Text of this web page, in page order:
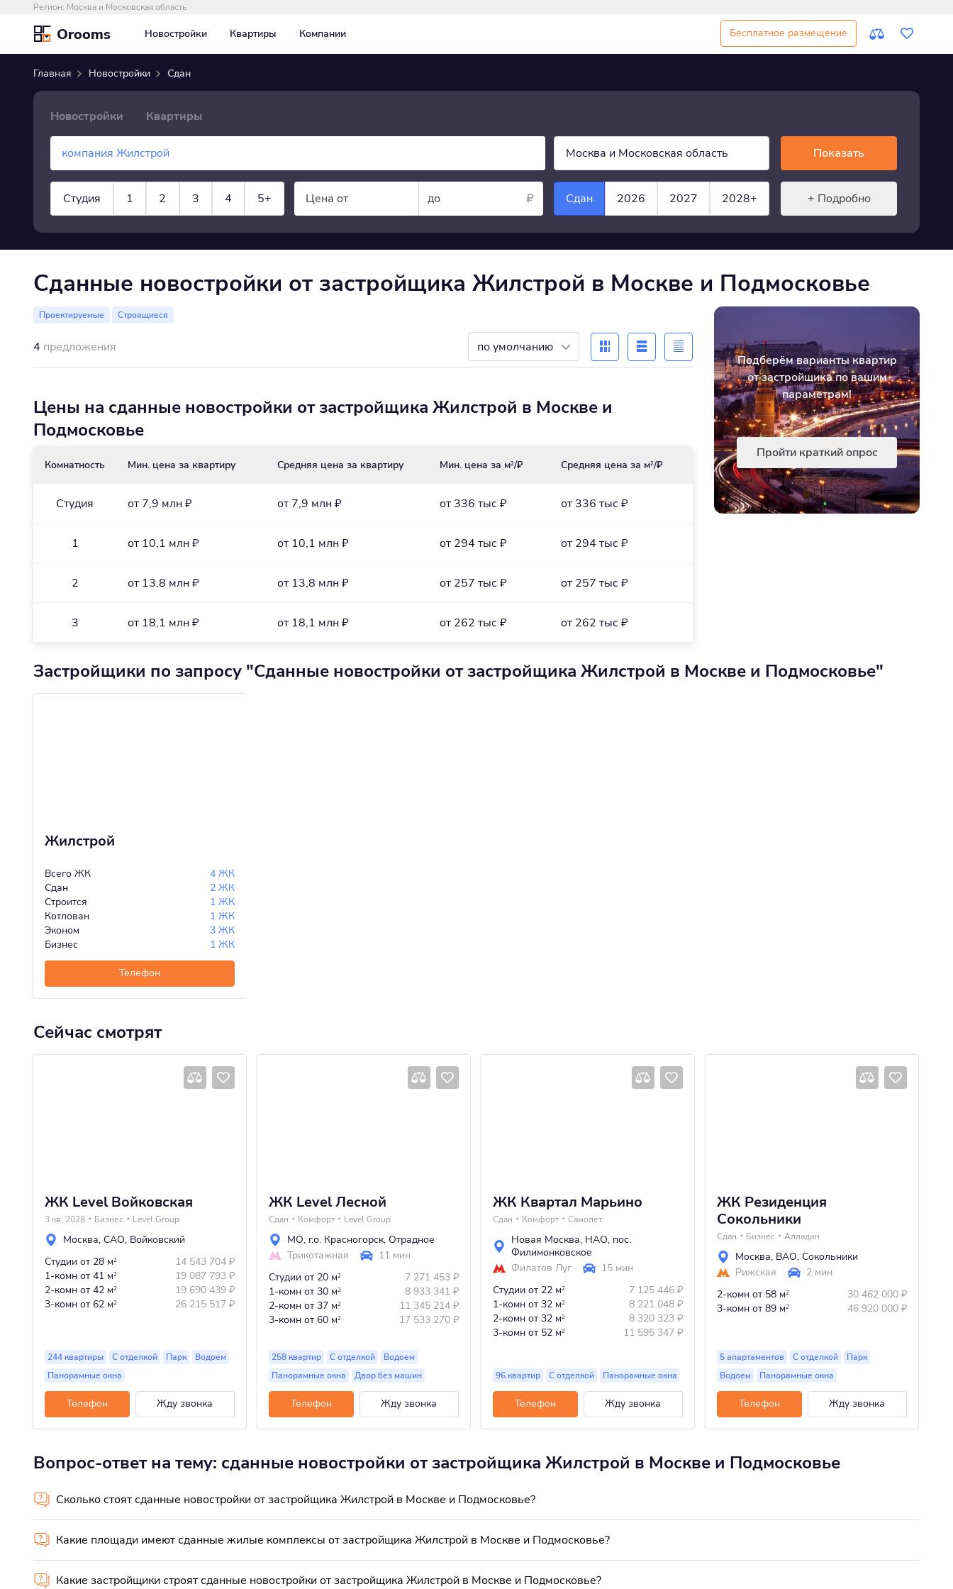
Регион: Москва и Московская область
Orooms Новостройки Квартиры Компании Бесплатное размещение
Главная Новостройки Сдан
Новостройки Квартиры
Москва и Московская область
Студия 1 2 3 4 5+ Цена от до Сдан 2026 2027 2028+
Показать
+ Подробно
Сданные новостройки от застройщика Жилстрой в Москве и Подмосковье
Проектируемые Строящиеся
4 предложения по умолчанию
Цены на сданные новостройки от застройщика Жилстрой в Москве и
Подмосковье
Комнатность Мин. цена за квартиру Средняя цена за квартиру Мин. цена за м2/₽ Средняя цена за м2/₽
Студия от 7,9 млн ₽ от 7,9 млн ₽ от 336 тыс ₽ от 336 тыс ₽
1 от 10,1 млн ₽ от 10,1 млн ₽ от 294 тыс ₽ от 294 тыс ₽
2 от 13,8 млн ₽ от 13,8 млн ₽ от 257 тыс ₽ от 257 тыс ₽
3 от 18,1 млн ₽ от 18,1 млн ₽ от 262 тыс ₽ от 262 тыс ₽
Подберём варианты квартир
от застройщика по вашим
параметрам!
Пройти краткий опрос
Застройщики по запросу "Сданные новостройки от застройщика Жилстрой в Москве и Подмосковье"
Жилстрой
Всего ЖК
4 ЖК
Сдан
2 ЖК
Строится
1 ЖК
Котлован
1 ЖК
Эконом
3 ЖК
Бизнес
1 ЖК
Телефон
Сейчас смотрят
ЖК Level Войковская
3 кв. 2028 Бизнес Level Group
Москва, САО, Войковский
Студии от 28 м2 14 543 704 ₽
1-комн от 41 м2 19 087 793 ₽
2-комн от 42 м2 19 690 439 ₽
3-комн от 62 м2 26 215 517 ₽
244 квартиры С отделкой Парк
Водоем
Панорамные окна
Телефон Жду звонка
ЖК Level Лесной
Сдан Комфорт Level Group
МО, г.о. Красногорск, Отрадное
Трикотажная
11 мин
Студии от 20 м2 7 271 453 ₽
1-комн от 30 м2 8 933 341 ₽
2-комн от 37 м2 11 345 214 ₽
3-комн от 60 м2 17 533 270 ₽
258 квартир С отделкой
Водоем
Панорамные окна
Двор без машин
Телефон Жду звонка
ЖК Квартал Марьино
Сдан Комфорт Самолет
Новая Москва, НАО, пос.
Филимонковское
Филатов Луг
15 мин
Студии от 22 м2 7 125 446 ₽
1-комн от 32 м2 8 221 048 ₽
2-комн от 32 м2 8 320 323 ₽
3-комн от 52 м2 11 595 347 ₽
96 квартир С отделкой Панорамные окна
Телефон Жду звонка
ЖК Резиденция
Сокольники
Сдан Бизнес Алладин
Москва, ВАО, Сокольники
Рижская
2 мин
2-комн от 58 м2 30 462 000 ₽
3-комн от 89 м2 46 920 000 ₽
5 апартаментов С отделкой
Парк
Водоем
Панорамные окна
Телефон Жду звонка
Вопрос-ответ на тему: сданные новостройки от застройщика Жилстрой в Москве и Подмосковье
Сколько стоят сданные новостройки от застройщика Жилстрой в Москве и Подмосковье?
Какие площади имеют сданные жилые комплексы от застройщика Жилстрой в Москве и Подмосковье?
Какие застройщики строят сданные новостройки от застройщика Жилстрой в Москве и Подмосковье?